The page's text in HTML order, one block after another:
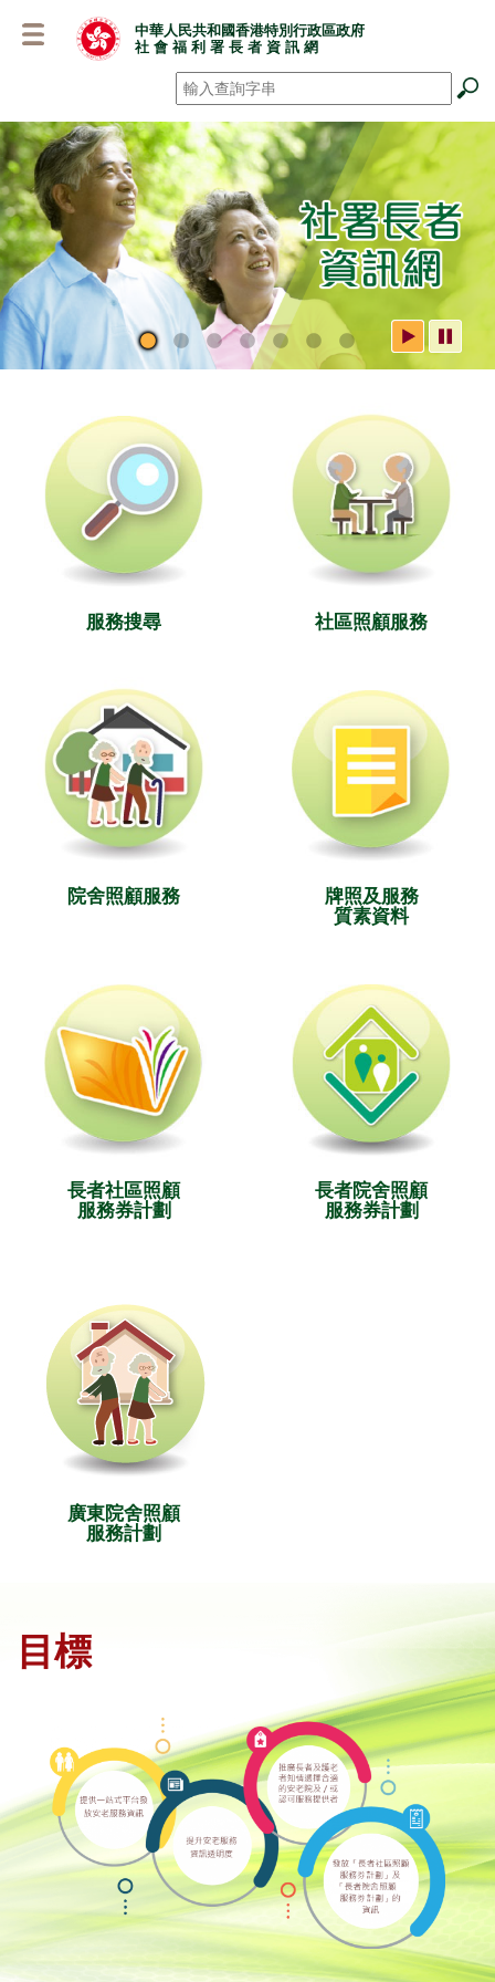
容
中華人民共和國香港特別行政區政府
社 會 福 利 署 長 者 資 訊 網
搜尋 *
社署長者資訊網
服務搜尋 社區照顧服務
院舍照顧服務
牌照及服務
質素資料
長者社區照顧
服務券計劃
長者院舍照顧
服務券計劃
廣東院舍照顧
服務計劃
目標